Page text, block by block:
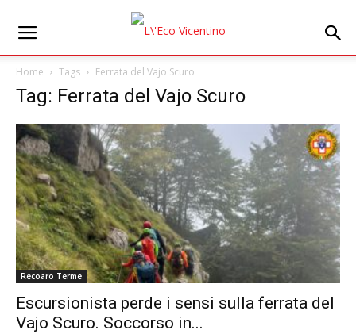
Home Tags Ferrata del Vajo Scuro
Tag: Ferrata del Vajo Scuro
Recoaro Terme
Escursionista perde i sensi sulla ferrata del
Vajo Scuro. Soccorso in...